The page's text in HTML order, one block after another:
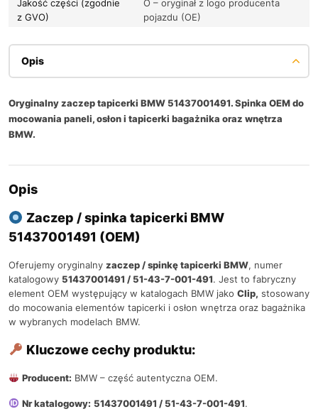
Jakość części (zgodnie
z GVO)
O – oryginał z logo producenta
pojazdu (OE)
Opis
Oryginalny zaczep tapicerki BMW 51437001491. Spinka OEM do
mocowania paneli, osłon i tapicerki bagażnika oraz wnętrza
BMW.
Opis
Zaczep / spinka tapicerki BMW
51437001491 (OEM)
Oferujemy oryginalny zaczep / spinkę tapicerki BMW, numer
katalogowy 51437001491 / 51-43-7-001-491. Jest to fabryczny
element OEM występujący w katalogach BMW jako Clip, stosowany
do mocowania elementów tapicerki i osłon wnętrza oraz bagażnika
w wybranych modelach BMW.
Kluczowe cechy produktu:
Producent: BMW – część autentyczna OEM.
Nr katalogowy: 51437001491 / 51-43-7-001-491.